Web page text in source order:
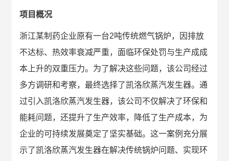
项目概况
浙江某制药企业原有一台2吨传统燃气锅炉，因排放
不达标、热效率衰减严重，面临环保处罚与生产成成
本上升的双重压力。为了解决这些问题，该公司经过
多方调研和考察，最终选择了凯洛欣蒸汽发生器。通
过引入凯洛欣蒸汽发生器，该公司不仅解决了环保和
能耗问题，还提升了生产效率，降低了生产成本，为
企业的可持续发展奠定了坚实基础。这一案例充分展
示了凯洛欣蒸汽发生器在解决传统锅炉问题、实现环